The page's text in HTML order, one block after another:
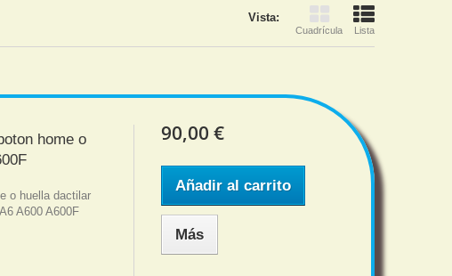
Vista:
Cuadrícula Lista
home o
o huella dactilar
A600 A600F
90,00 €
Añadir al carrito
Más